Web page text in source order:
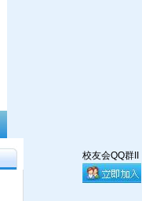
校友会QQ群II